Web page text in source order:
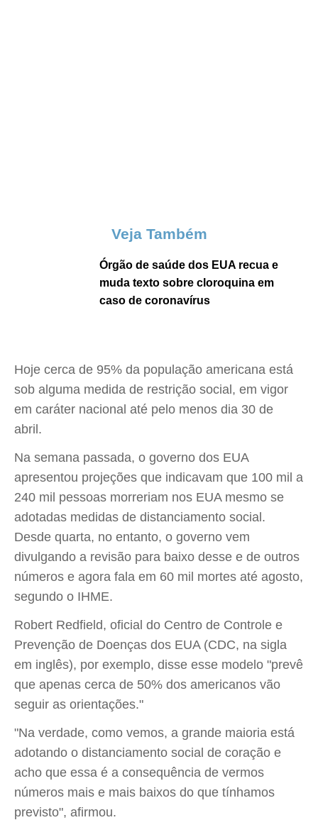
Veja Também
Órgão de saúde dos EUA recua e
muda texto sobre cloroquina em
caso de coronavírus
Hoje cerca de 95% da população americana está
sob alguma medida de restrição social, em vigor
em caráter nacional até pelo menos dia 30 de
abril.
Na semana passada, o governo dos EUA
apresentou projeções que indicavam que 100 mil a
240 mil pessoas morreriam nos EUA mesmo se
adotadas medidas de distanciamento social.
Desde quarta, no entanto, o governo vem
divulgando a revisão para baixo desse e de outros
números e agora fala em 60 mil mortes até agosto,
segundo o IHME.
Robert Redfield, oficial do Centro de Controle e
Prevenção de Doenças dos EUA (CDC, na sigla
em inglês), por exemplo, disse esse modelo "prevê
que apenas cerca de 50% dos americanos vão
seguir as orientações."
"Na verdade, como vemos, a grande maioria está
adotando o distanciamento social de coração e
acho que essa é a consequência de vermos
números mais e mais baixos do que tínhamos
previsto", afirmou.